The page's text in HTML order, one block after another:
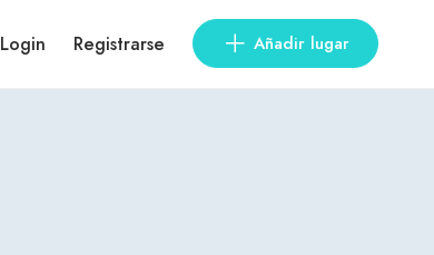
Login Registrarse Añadir lugar